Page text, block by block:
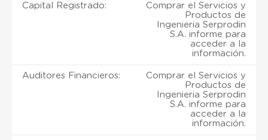
Capital Registrado:
Comprar el Servicios y
Productos de
Ingenieria Serprodin
S.A. informe para
acceder a la
información.
Auditores Financieros:
Comprar el Servicios y
Productos de
Ingenieria Serprodin
S.A. informe para
acceder a la
información.